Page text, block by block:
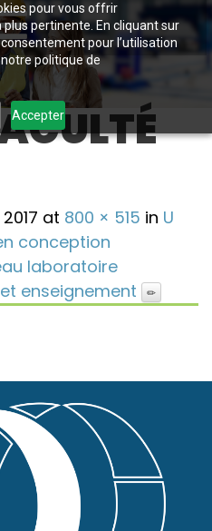
pour vous offrir
plus pertinente. En cliquant sur
pour l’utilisation
politique de
Accepter
at 800 × 515 in U
conception
laboratoire
enseignement